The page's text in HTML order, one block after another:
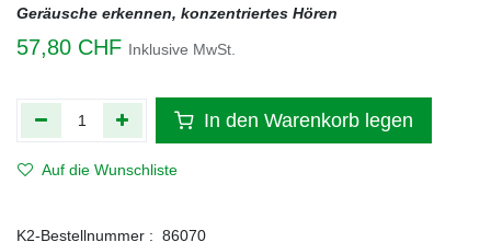
Geräusche erkennen, konzentriertes Hören
57,80 CHF Inklusive MwSt.
In den Warenkorb legen
Auf die Wunschliste
K2-Bestellnummer : 86070